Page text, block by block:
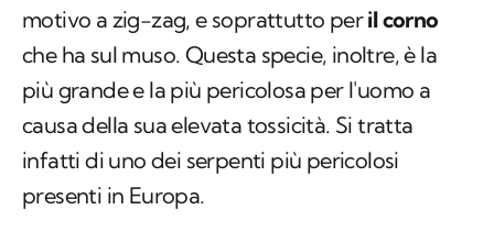
motivo a zig-zag, e soprattutto peril corno
che ha sul muso. Questa specie, inoltre, è la
più grande e la più pericolosa per l'uomo a
causa della sua elevata tossicità. Si tratta
infatti di uno dei serpenti più pericolosi
presenti in Europa.